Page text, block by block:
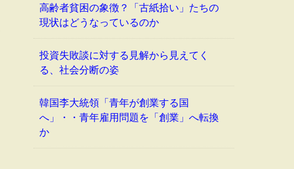
高齢者貧困の象徴？「古紙拾い」たちの
現状はどうなっているのか
投資失敗談に対する見解から見えてく
る、社会分断の姿
韓国李大統領「青年が創業する国
へ」・・青年雇用問題を「創業」へ転換
か